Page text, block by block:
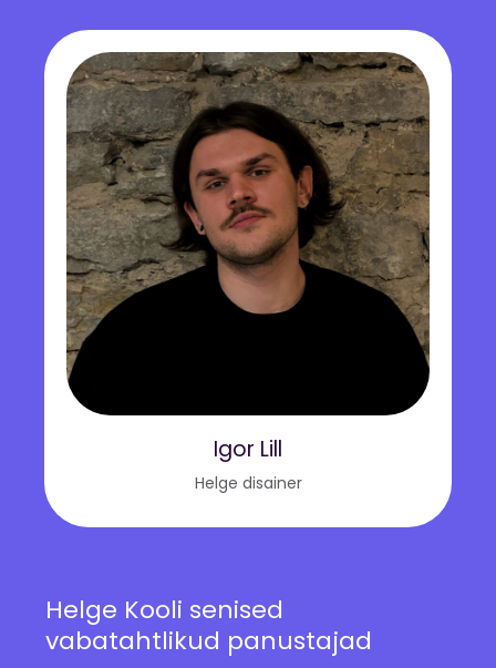
Igor Lill
Helge disainer
Helge Kooli senised
vabatahtlikud panustajad